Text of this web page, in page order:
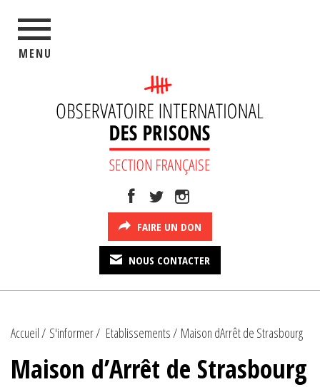
MENU
FAIRE UN DON
NOUS CONTACTER
Accueil S'informer Etablissements Maison dArrêt de Strasbourg
Maison d’Arrêt de Strasbourg